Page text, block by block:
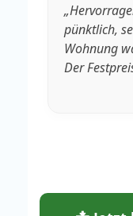
pünktlich,
Wohnung
Der